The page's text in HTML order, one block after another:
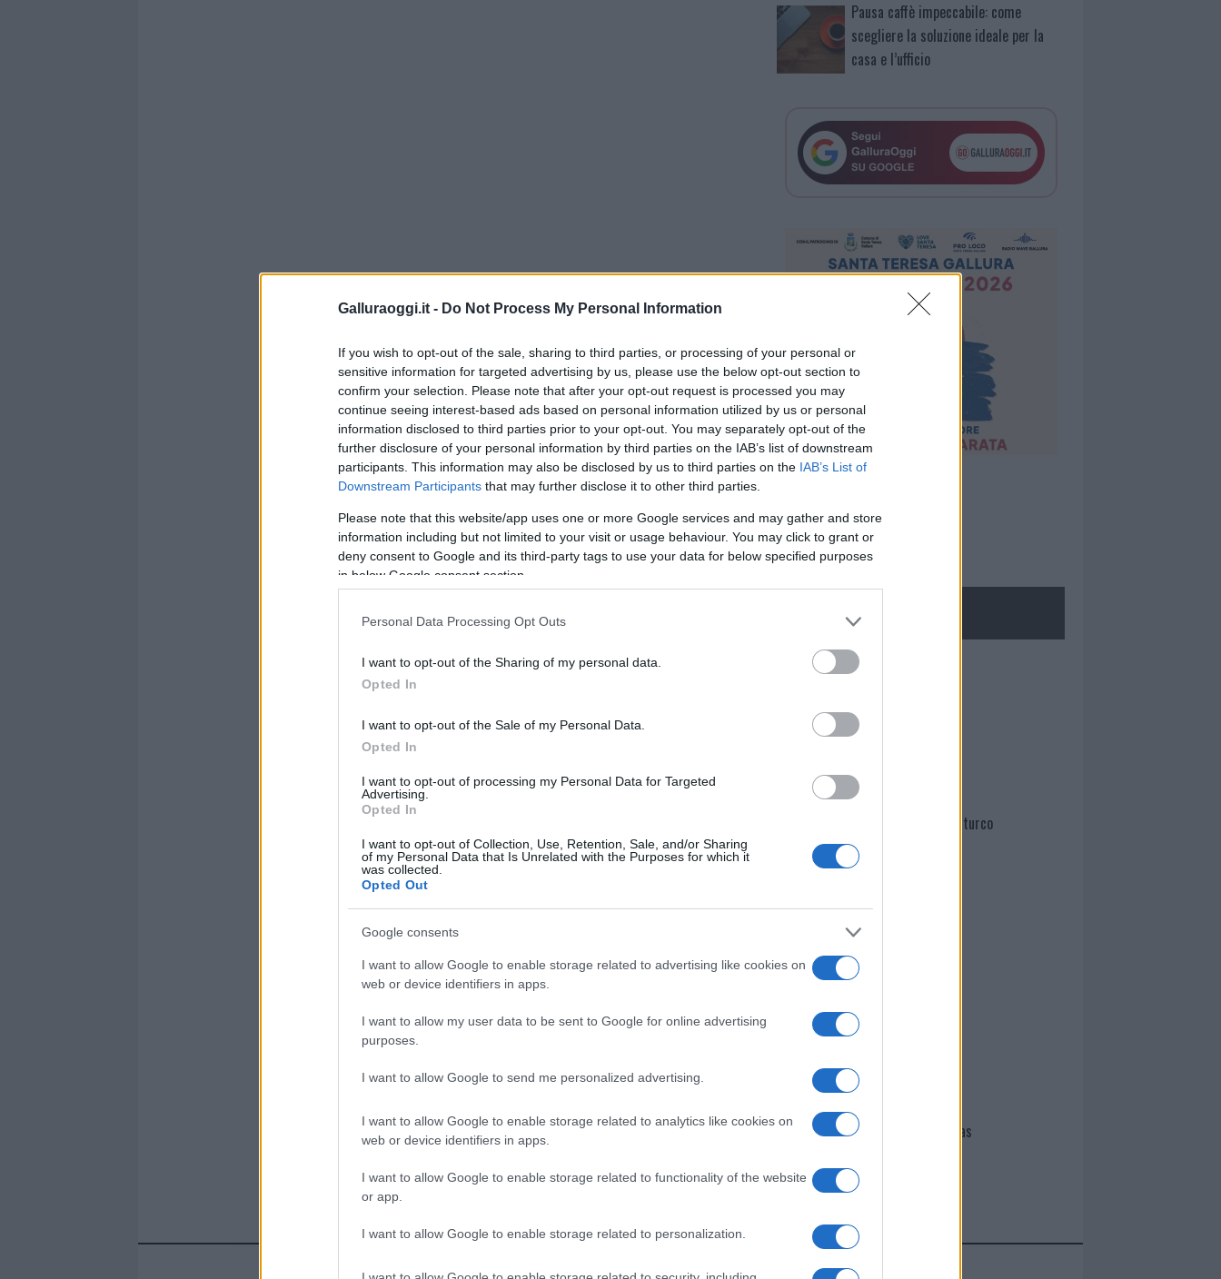
Galluraoggi.it - Do Not Process My Personal Information
If you wish to opt-out of the sale, sharing to third parties, or processing of your personal or
sensitive information for targeted advertising by us, please use the below opt-out section to
confirm your selection. Please note that after your opt-out request is processed you may
continue seeing interest-based ads based on personal information utilized by us or personal
information disclosed to third parties prior to your opt-out. You may separately opt-out of the
further disclosure of your personal information by third parties on the IAB’s list of downstream
participants. This information may also be disclosed by us to third parties on the IAB’s List of
Downstream Participants that may further disclose it to other third parties.
Please note that this website/app uses one or more Google services and may gather and store
information including but not limited to your visit or usage behaviour. You may click to grant or
deny consent to Google and its third-party tags to use your data for below specified purposes
in below Google consent section.
Personal Data Processing Opt Outs
I want to opt-out of the Sharing of my personal data.
Opted In
I want to opt-out of the Sale of my Personal Data.
Opted In
I want to opt-out of processing my Personal Data for Targeted
Advertising.
Opted In
I want to opt-out of Collection, Use, Retention, Sale, and/or Sharing
of my Personal Data that Is Unrelated with the Purposes for which it
was collected.
Opted Out
Google consents
I want to allow Google to enable storage related to advertising like cookies on
web or device identifiers in apps.
I want to allow my user data to be sent to Google for online advertising
purposes.
I want to allow Google to send me personalized advertising.
I want to allow Google to enable storage related to analytics like cookies on
web or device identifiers in apps.
I want to allow Google to enable storage related to functionality of the website
or app.
I want to allow Google to enable storage related to personalization.
Pausa caffè impeccabile: come
scegliere la soluzione ideale per la
casa e l’ufficio
NECROLOGIE
Mario Malu
Martina Agostina Diturco
I nostri cari
Giovannimaria Cabras